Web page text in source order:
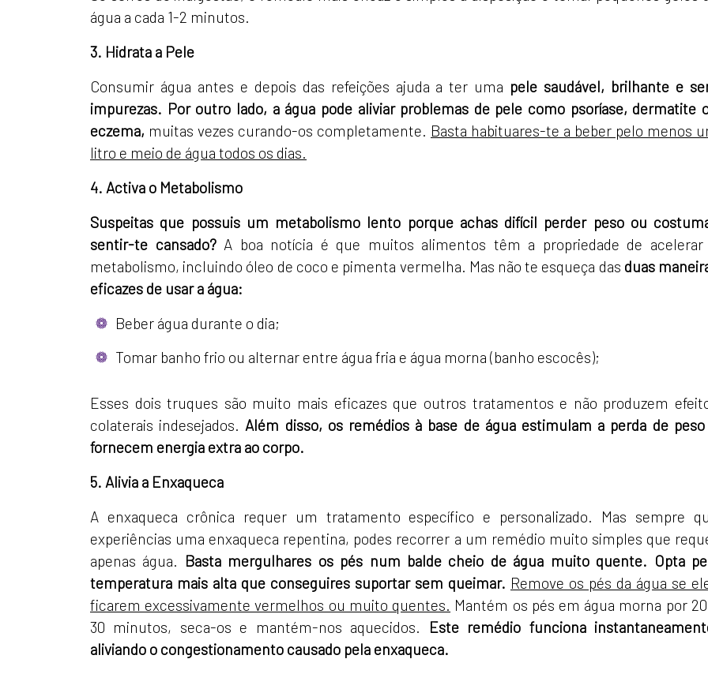
água a cada 1-2 minutos.
3. Hidrata a Pele
Consumir água antes e depois das refeições ajuda a ter uma pele saudável, brilhante e
impurezas. Por outro lado, a água pode aliviar problemas de pele como psoríase, dermatite
eczema, muitas vezes curando-os completamente. Basta habituares-te a beber pelo menos
litro e meio de água todos os dias.
4. Activa o Metabolismo
Suspeitas que possuis um metabolismo lento porque achas difícil perder peso ou
sentir-te cansado?A boa notícia é que muitos alimentos têm a propriedade de acelerar
metabolismo, incluindo óleo de coco e pimenta vermelha. Mas não te esqueça das duas
eficazes de usar a água:
Beber água durante o dia;
Tomar banho frio ou alternar entre água fria e água morna (banho escocês);
Esses dois truques são muito mais eficazes que outros tratamentos e não produzem
colaterais indesejados. Além disso, os remédios à base de água estimulam a perda de
fornecem energia extra ao corpo.
5. Alivia a Enxaqueca
A enxaqueca crônica requer um tratamento específico e personalizado. Mas sempre
experiências uma enxaqueca repentina, podes recorrer a um remédio muito simples que
apenas água. Basta mergulhares os pés num balde cheio de água muito quente. Opta
temperatura mais alta que conseguires suportar sem queimar. Remove os pés da água se
ficarem excessivamente vermelhos ou muito quentes. Mantém os pés em água morna por
30 minutos, seca-os e mantém-nos aquecidos.
Este remédio funciona
aliviando o congestionamento causado pela enxaqueca.